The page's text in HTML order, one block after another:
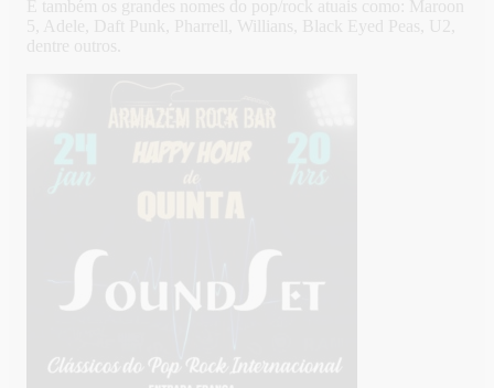
E também os grandes nomes do pop/rock atuais como: Maroon
5, Adele, Daft Punk, Pharrell, Willians, Black Eyed Peas, U2,
dentre outros.